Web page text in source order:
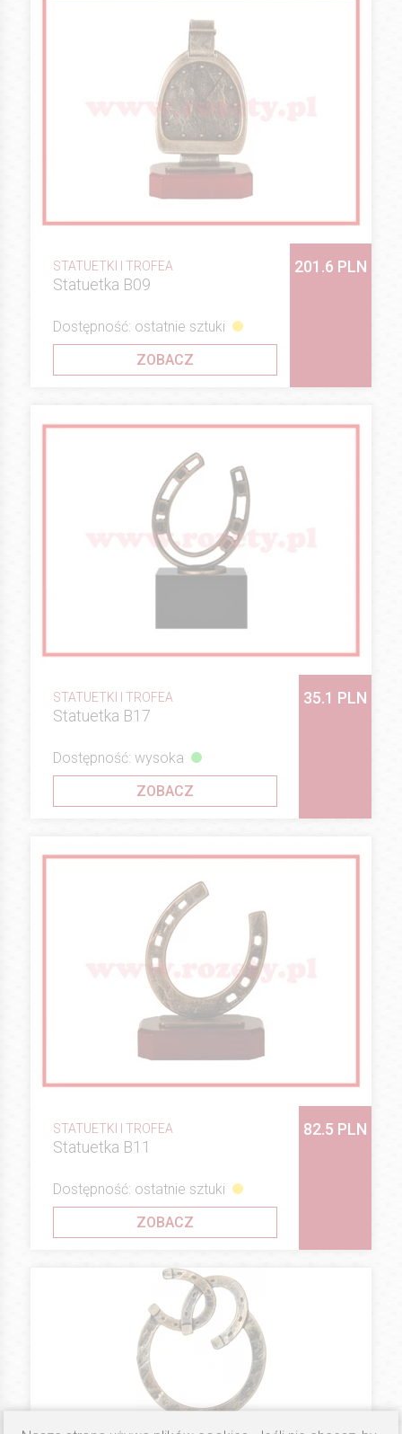
STATUETKI I TROFEA
Statuetka B09
201.6 PLN
Dostępność: ostatnie sztuki
ZOBACZ
STATUETKI I TROFEA
Statuetka B17
35.1 PLN
Dostępność: wysoka
ZOBACZ
STATUETKI I TROFEA
Statuetka B11
82.5 PLN
Dostępność: ostatnie sztuki
ZOBACZ